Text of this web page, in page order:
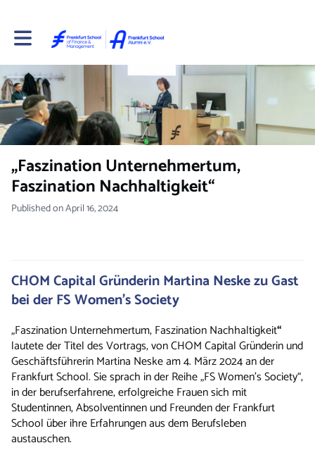
Toggle main navigation
„Faszination Unternehmertum,
Faszination Nachhaltigkeit“
Published on April 16, 2024
CHOM Capital Gründerin Martina Neske zu Gast
bei der FS Women’s Society
„Faszination Unternehmertum, Faszination Nachhaltigkeit“
lautete der Titel des Vortrags, von CHOM Capital Gründerin und
Geschäftsführerin Martina Neske am 4. März 2024 an der
Frankfurt School. Sie sprach in der Reihe „FS Women’s Society“,
in der berufserfahrene, erfolgreiche Frauen sich mit
Studentinnen, Absolventinnen und Freunden der Frankfurt
School über ihre Erfahrungen aus dem Berufsleben
austauschen.